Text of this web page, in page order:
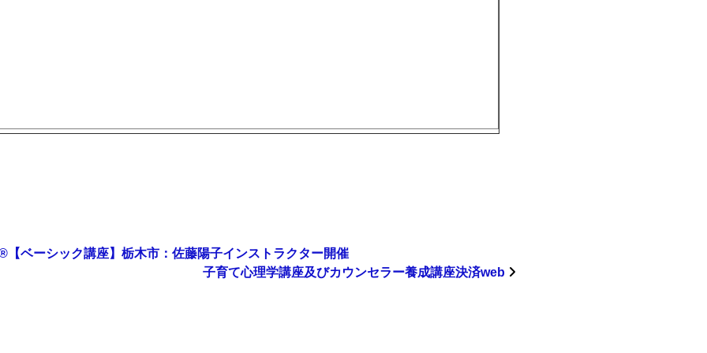
【ベーシック講座】栃木市：佐藤陽子インストラクター開催
子育て心理学講座及びカウンセラー養成講座決済web